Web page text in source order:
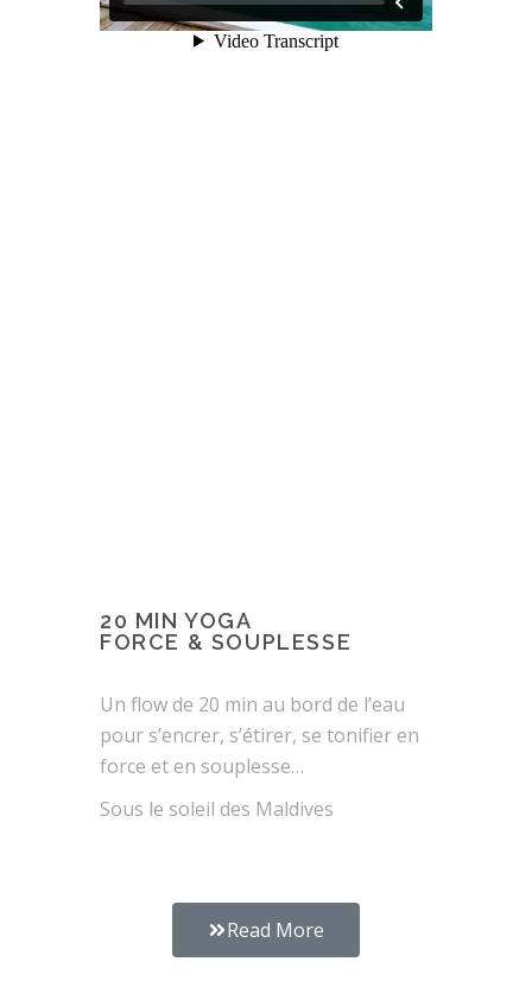
20 MIN YOGA
FORCE & SOUPLESSE
Un flow de 20 min au bord de l’eau
pour s’encrer, s’étirer, se tonifier en
force et en souplesse…
Sous le soleil des Maldives
Read More